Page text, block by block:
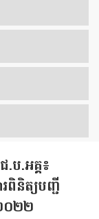
ប.អគ្គ៖
ពិនិត្យបញ្ជី
០២២